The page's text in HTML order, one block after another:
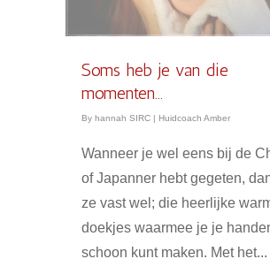
Soms heb je van die
momenten…
By hannah SIRC | Huidcoach Amber
Wanneer je wel eens bij de
of Japanner hebt gegeten,
ze vast wel; die heerlijke
doekjes waarmee je je
schoon kunt maken. Met het...